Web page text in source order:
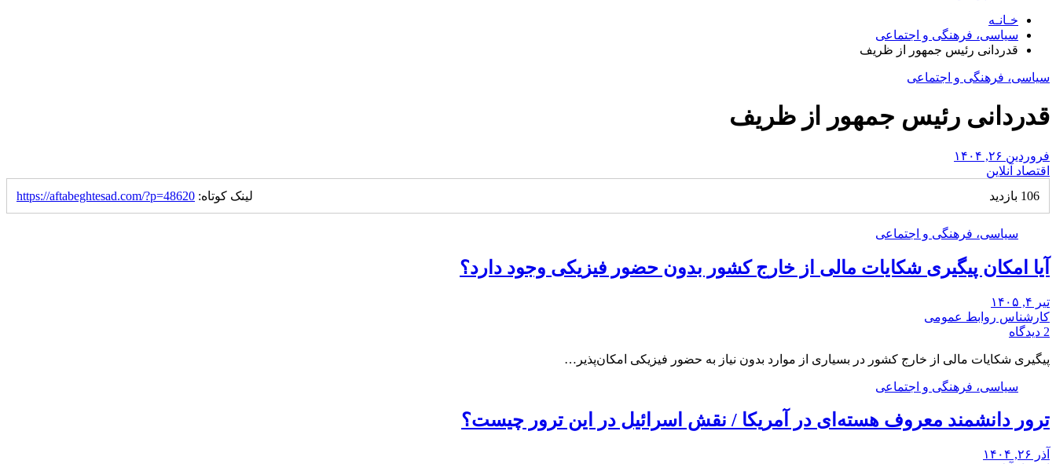
خـانـه
سیاسی، فرهنگی و اجتماعی
قدردانی رئیس جمهور از ظریف
سیاسی، فرهنگی و اجتماعی
قدردانی رئیس جمهور از ظریف
فروردین ۲۶, ۱۴۰۴
اقتصاد آنلاین
106 بازدید
لینک کوتاه: https://aftabeghtesad.com/?p=48620
سیاسی، فرهنگی و اجتماعی
آیا امکان پیگیری شکایات مالی از خارج کشور بدون حضور فیزیکی وجود دارد؟
تیر ۴, ۱۴۰۵
کارشناس روابط عمومی
2 دیدگاه
پیگیری شکایات مالی از خارج کشور در بسیاری از موارد بدون نیاز به حضور فیزیکی امکان‌پذیر…
سیاسی، فرهنگی و اجتماعی
ترور دانشمند معروف هسته‌ای در آمریکا / نقش اسرائیل در این ترور چیست؟
آذر ۲۶, ۱۴۰۴